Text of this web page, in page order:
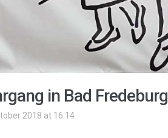
in Bad Fredeburg
2018 at 16:14